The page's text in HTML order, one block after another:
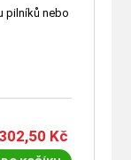
pilníků nebo
302,50 Kč